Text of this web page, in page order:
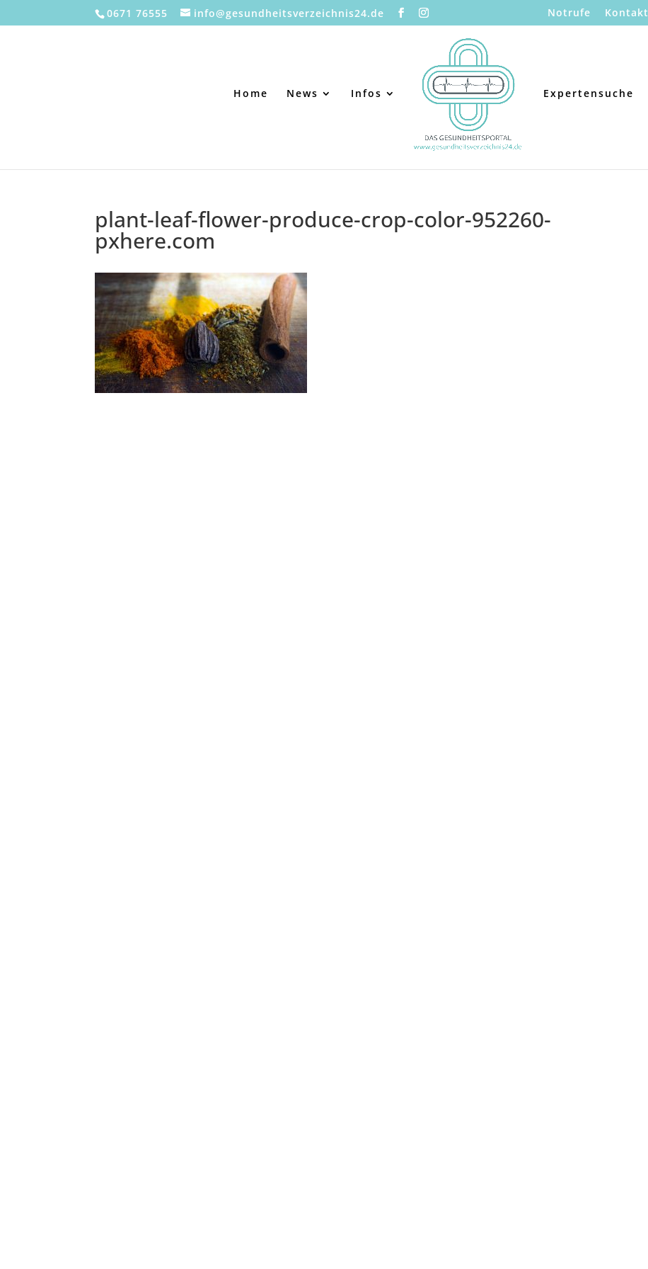
0671 76555 info@gesundheitsverzeichnis24.de Notrufe Kontakt
Home News Infos Expertensuche
plant-leaf-flower-produce-crop-color-952260-
pxhere.com